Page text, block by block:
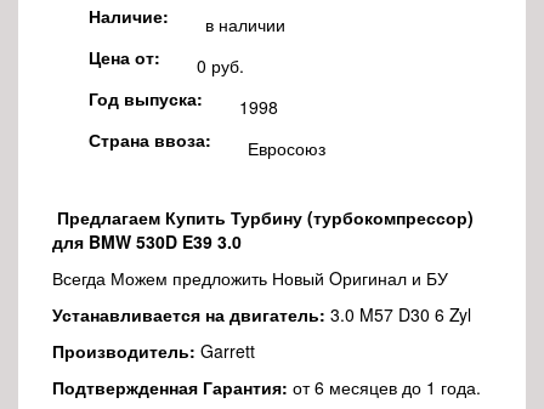
Наличие:
в наличии
Цена от:
0 руб.
Год выпуска:
1998
Страна ввоза:
Евросоюз
Предлагаем Купить Турбину (турбокомпрессор)
для BMW 530D E39 3.0
Всегда Можем предложить Новый Oригинал и БУ
Устанавливается на двигатель: 3.0 M57 D30 6 Zyl
Производитель: Garrett
Подтвержденная Гарантия: от 6 месяцев до 1 года.